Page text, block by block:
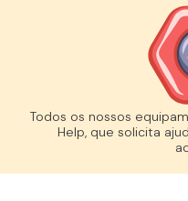
Todos os nossos
Help, que solicita